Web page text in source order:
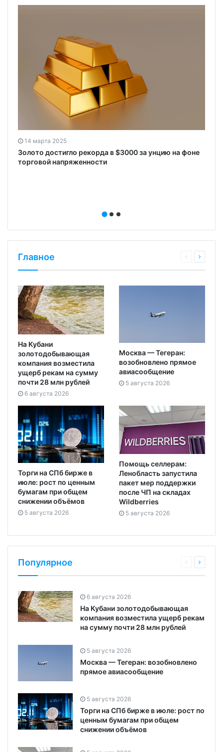
14 марта 2025
Золото достигло рекорда в $3000 за унцию на фоне
торговой напряженности
Главное
На Кубани
золотодобывающая
компания возместила
ущерб рекам на сумму
почти 28 млн рублей
6 августа 2026
Москва — Тегеран:
возобновлено прямое
авиасообщение
5 августа 2026
Торги на СПб бирже в
июле: рост по ценным
бумагам при общем
снижении объёмов
5 августа 2026
Помощь селлерам:
Ленобласть запустила
пакет мер поддержки
после ЧП на складах
Wildberries
5 августа 2026
Популярное
6 августа 2026
На Кубани золотодобывающая
компания возместила ущерб рекам
на сумму почти 28 млн рублей
5 августа 2026
Москва — Тегеран: возобновлено
прямое авиасообщение
5 августа 2026
Торги на СПб бирже в июле: рост по
ценным бумагам при общем
снижении объёмов